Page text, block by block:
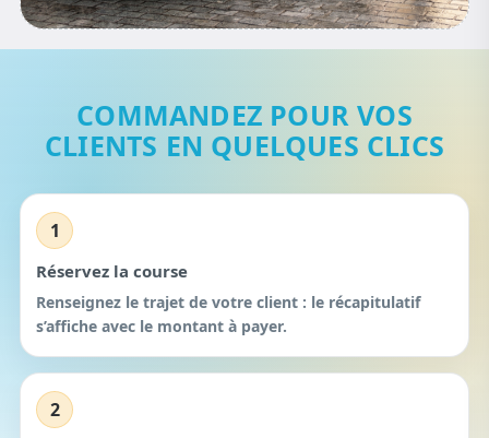
COMMANDEZ POUR VOS
CLIENTS EN QUELQUES CLICS
1
Réservez la course
Renseignez le trajet de votre client : le récapitulatif
s’affiche avec le montant à payer.
2